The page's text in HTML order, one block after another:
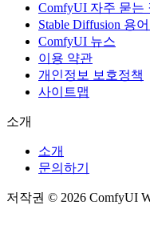
ComfyUI 자주 묻는
Stable Diffusion 용
ComfyUI 뉴스
이용 약관
개인정보 보호정책
사이트맵
소개
소개
문의하기
저작권 © 2026 ComfyUI